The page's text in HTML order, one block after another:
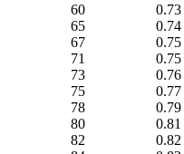
60
0.73
65
0.74
67
0.75
71
0.75
73
0.76
75
0.77
78
0.79
80
0.81
82
0.82